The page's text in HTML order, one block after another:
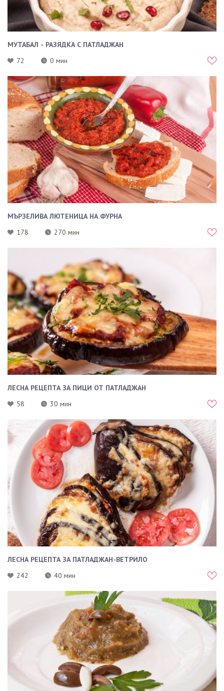
МУТАБАЛ - РАЗЯДКА С ПАТЛАДЖАН
72
0 мин
МЪРЗЕЛИВА ЛЮТЕНИЦА НА ФУРНА
178
270 мин
ЛЕСНА РЕЦЕПТА ЗА ПИЦИ ОТ ПАТЛАДЖАН
58
30 мин
ЛЕСНА РЕЦЕПТА ЗА ПАТЛАДЖАН-ВЕТРИЛО
242
40 мин